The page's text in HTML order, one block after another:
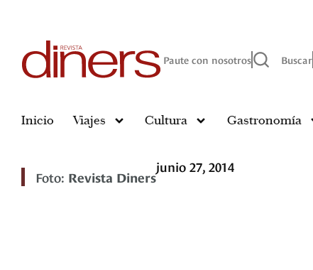
Paute con nosotros Buscar
Inicio Viajes Cultura Gastronomía
Foto: Revista Diners
junio 27, 2014